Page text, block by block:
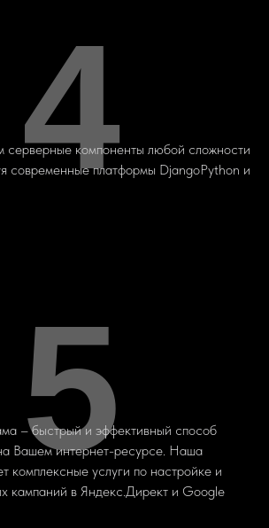
компоненты любой сложности
современные платформы DjangoPython и
4
– быстрый и эффективный способ
Вашем интернет-ресурсе. Наша
комплексные услуги по настройке и
кампаний в Яндекс.Директ и Google
5